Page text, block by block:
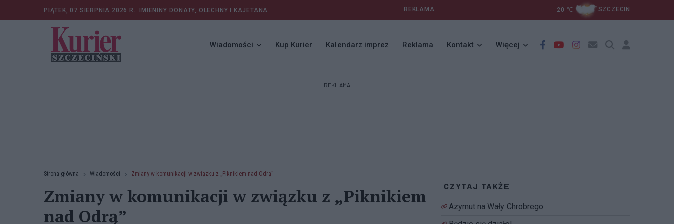
PIĄTEK, 07 SIERPNIA 2026 R. IMIENINY DONATY, OLECHNY I KAJETANA REKLAMA 20 ℃ SZCZECIN
Wiadomości Kup Kurier Kalendarz imprez Reklama Kontakt Więcej
REKLAMA
Strona główna Wiadomości Zmiany w komunikacji w związku z „Piknikiem nad Odrą”
Zmiany w komunikacji w związku z „Piknikiem
nad Odrą”
CZYTAJ TAKŻE
Azymut na Wały Chrobrego